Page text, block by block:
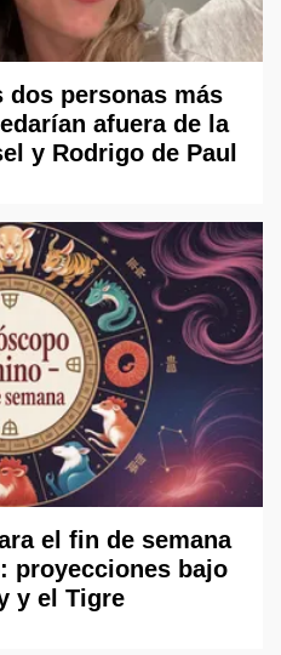
dos personas más
afuera de la
y Rodrigo de Paul
el fin de semana
proyecciones bajo
y el Tigre